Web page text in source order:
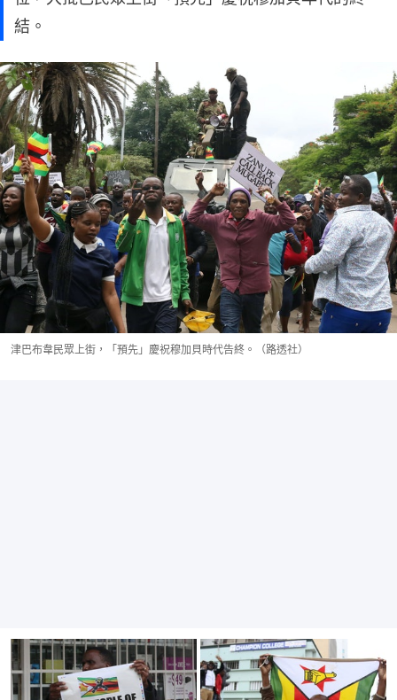
結。
津巴布韋民眾上街，「預先」慶祝穆加貝時代告終。（路透社）